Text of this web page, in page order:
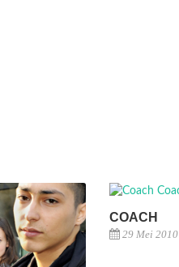
COACH
29 Mei 2010